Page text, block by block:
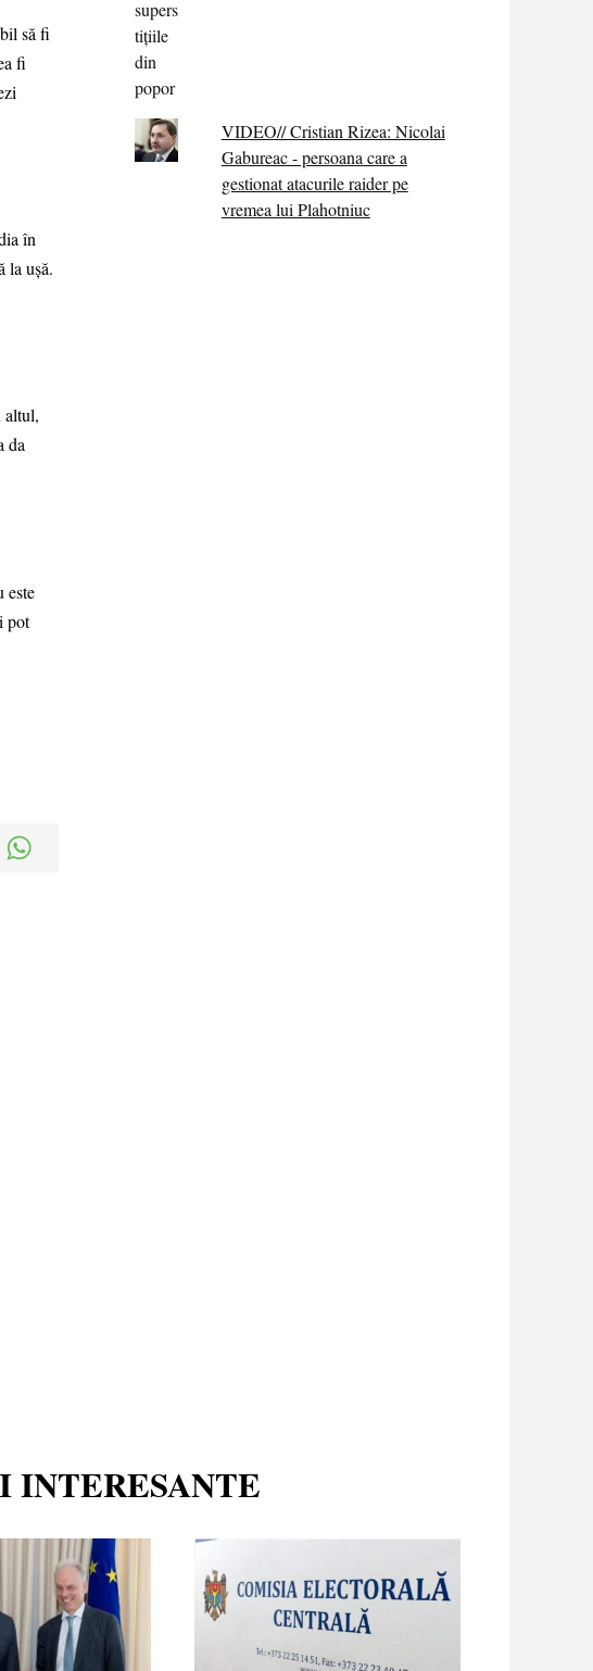
să fi
fi
în
la ușă.
altul,
da
este
pot
VIDEO// Cristian Rizea: Nicolai
Gabureac - persoana care a
gestionat atacurile raider pe
vremea lui Plahotniuc